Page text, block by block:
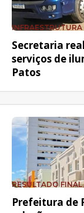
INFRAESTRUTURA
Secretaria
serviços de
Patos
RESULTADO FINAL
Prefeitura de